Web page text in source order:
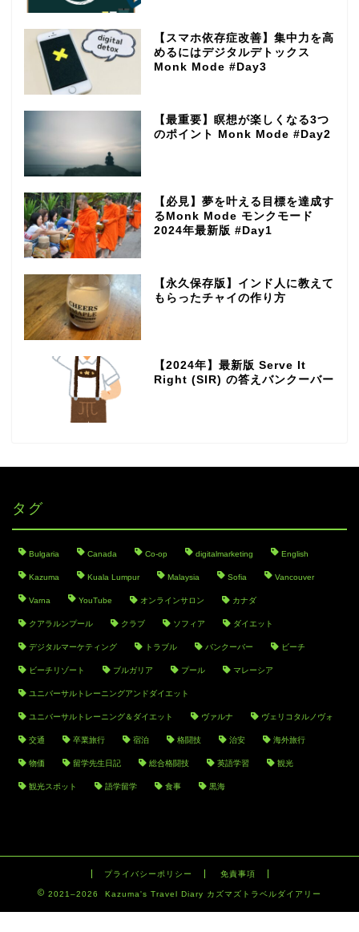
【スマホ依存症改善】集中力を高
めるにはデジタルデトックス
Monk Mode #Day3
【最重要】瞑想が楽しくなる3つ
のポイント Monk Mode #Day2
【必見】夢を叶える目標を達成す
るMonk Mode モンクモード
2024年最新版 #Day1
【永久保存版】インド人に教えて
もらったチャイの作り方
【2024年】最新版 Serve It
Right (SIR) の答えバンクーバー
タグ
Bulgaria Canada Co-op digitalmarketing English
Kazuma Kuala Lumpur Malaysia Sofia Vancouver
Varna YouTube オンラインサロン カナダ
クアラルンプール クラブ ソフィア ダイエット
デジタルマーケティング トラブル バンクーバー ビーチ
ビーチリゾート ブルガリア プール マレーシア
ユニバーサルトレーニングアンドダイエット
ユニバーサルトレーニング＆ダイエット ヴァルナ ヴェリコタルノヴォ
交通 卒業旅行 宿泊 格闘技 治安 海外旅行
物価 留学先生日記 総合格闘技 英語学習 観光
観光スポット 語学留学 食事 黒海
プライバシーポリシー 免責事項
2021–2026 Kazuma's Travel Diary カズマズトラベルダイアリー